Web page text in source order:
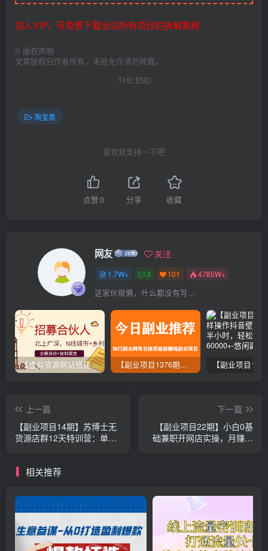
加入VIP，可免费下载全站所有项目的拆解教程
© 版权声明
文章版权归作者所有，未经允许请勿转载。
THE END
淘宝类
喜欢就支持一下吧
点赞0 分享 收藏
网友 关注
1.7W+ 3 101 4785W+
这家伙很懒，什么都没有写...
【虚拟资源网站搭建服务】加盟本站系统，做一个和本站一样的独立网站，躺赚的项目 【副业项目1376期】龟课最新闲鱼项目玩法实战教程_全新升级月收益几千到几万
上一篇
【副业项目14期】苏博士无
货源店群12天特训营：单店
下一篇
【副业项目22期】小白0基
础兼职开网店实操，月赚十
相关推荐